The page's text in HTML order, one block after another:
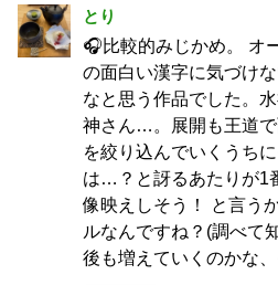
とり
🎧比較的みじかめ。 オ
の面白い漢字に気づけ
なと思う作品でした。
神さん…。展開も王道
を絞り込んでいくうち
は…？と訝るあたりが1
像映えしそう！ と言う
ルなんですね？(調べて
後も増えていくのかな、